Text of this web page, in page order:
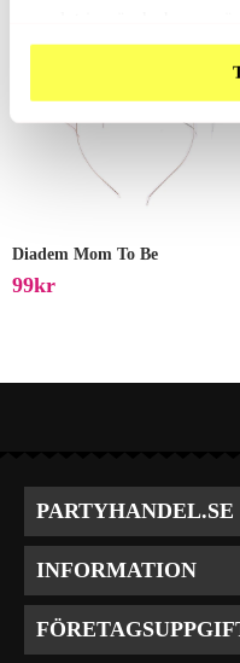
Diadem Mom To Be
99Kr
PARTYHANDEL.SE
INFORMATION